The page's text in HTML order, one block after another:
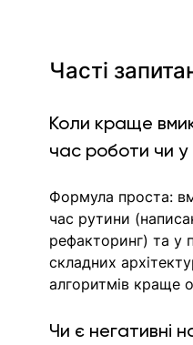
Часті
Коли краще
час роботи чи
Формула проста:
час рутини
рефакторинг) та у
складних
алгоритмів краще
Чи є негативні